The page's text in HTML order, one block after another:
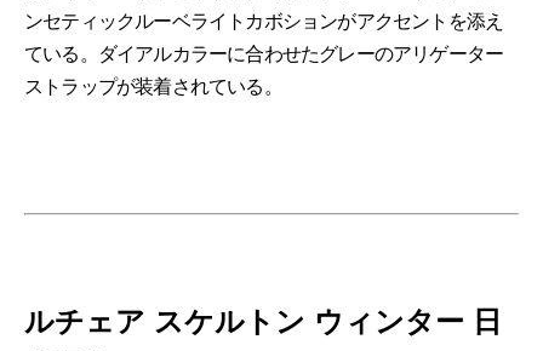
ンセティックルーベライトカボションがアクセントを添え
ている。ダイアルカラーに合わせたグレーのアリゲーター
ストラップが装着されている。
ルチェア スケルトン ウィンター 日